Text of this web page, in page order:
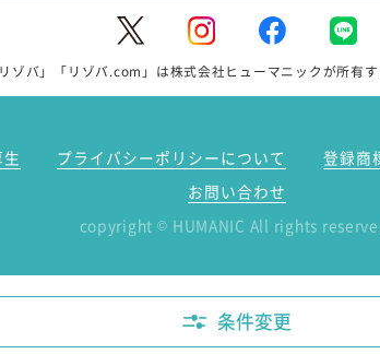
リゾバ」「リゾバ.com」は株式会社ヒューマニックが所有す
プライバシーポリシーについて 登録商
お問い合わせ
copyright © HUMANIC All rights
条件変更